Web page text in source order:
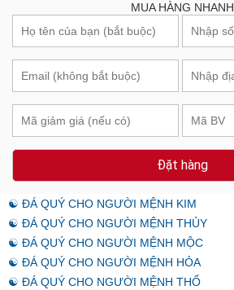
MUA HÀNG NHANH
Đặt hàng
☯ ĐÁ QUÝ CHO NGƯỜI MỆNH KIM
☯ ĐÁ QUÝ CHO NGƯỜI MỆNH THỦY
☯ ĐÁ QUÝ CHO NGƯỜI MỆNH MỘC
☯ ĐÁ QUÝ CHO NGƯỜI MỆNH HỎA
☯ ĐÁ QUÝ CHO NGƯỜI MỆNH THỔ